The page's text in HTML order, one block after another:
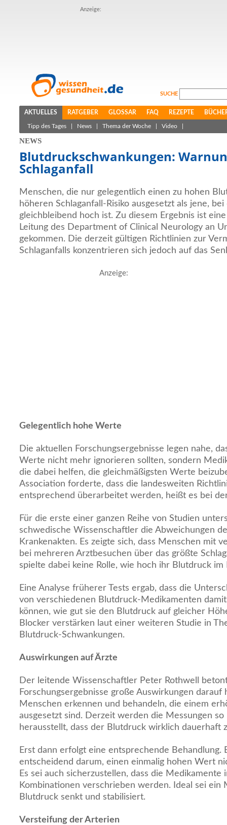
Anzeige:
SUCHE
AKTUELLES RATGEBER GLOSSAR FAQ REZEPTE
Tipp des Tages News Thema der Woche Video
NEWS
Blutdruckschwankungen:
Schlaganfall
Menschen, die nur gelegentlich einen zu hohen
höheren Schlaganfall-Risiko ausgesetzt als jene,
gleichbleibend hoch ist. Zu diesem Ergebnis ist
Leitung des Department of Clinical Neurology an
gekommen. Die derzeit gültigen Richtlinien zur
Schlaganfalls konzentrieren sich jedoch auf das
Anzeige:
Gelegentlich hohe Werte
Die aktuellen Forschungsergebnisse legen nahe,
Werte nicht mehr ignorieren sollten, sondern
die dabei helfen, die gleichmäßigsten Werte
Association forderte, dass die landesweiten
entsprechend überarbeitet werden, heißt es bei
Für die erste einer ganzen Reihe von Studien
schwedische Wissenschaftler die Abweichungen
Krankenakten. Es zeigte sich, dass Menschen mit
bei mehreren Arztbesuchen über das größte
spielte dabei keine Rolle, wie hoch ihr Blutdruck
Eine Analyse früherer Tests ergab, dass die
von verschiedenen Blutdruck-Medikamenten
können, wie gut sie den Blutdruck auf gleicher
Blocker verstärken laut einer weiteren Studie in
Blutdruck-Schwankungen.
Auswirkungen auf Ärzte
Der leitende Wissenschaftler Peter Rothwell
Forschungsergebnisse große Auswirkungen darauf
Menschen erkennen und behandeln, die einem
ausgesetzt sind. Derzeit werden die Messungen
herausstellt, dass der Blutdruck wirklich dauerhaft
Erst dann erfolgt eine entsprechende Behandlung.
entscheidend darum, einen einmalig hohen Wert
Es sei auch sicherzustellen, dass die Medikamente
Kombinationen verschrieben werden. Ideal sei ein
Blutdruck senkt und stabilisiert.
Versteifung der Arterien